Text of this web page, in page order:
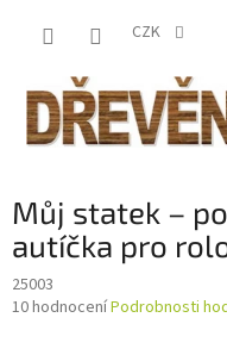
CZK
Můj statek –
autíčka pro
25003
Průměrné
10 hodnoceníPodrobnosti